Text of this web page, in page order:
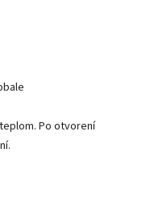
Po otvorení